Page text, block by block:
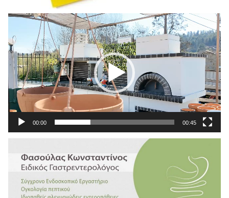
Πρόγραμμα
Αναπαραγωγής
Βίντεο
00:00 00:45